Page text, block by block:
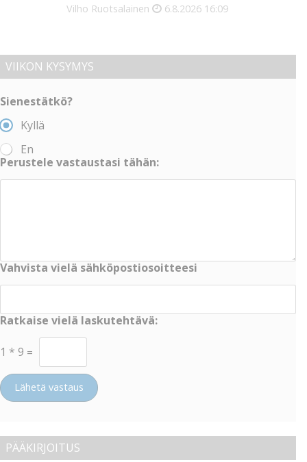
Vilho Ruotsalainen 6.8.2026 16:09
VIIKON KYSYMYS
Sienestätkö?
Kyllä
En
Perustele vastaustasi tähän:
Vahvista vielä sähköpostiosoitteesi
Ratkaise vielä laskutehtävä:
1 * 9 =
Lähetä vastaus
PÄÄKIRJOITUS